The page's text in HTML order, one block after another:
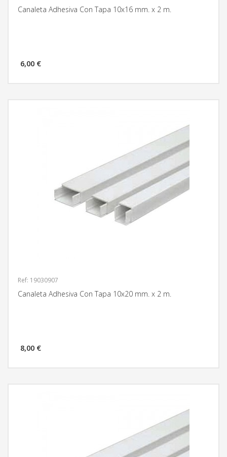
Canaleta Adhesiva Con Tapa 10x16 mm. x 2 m.
6,00 €
Ref: 19030907
Canaleta Adhesiva Con Tapa 10x20 mm. x 2 m.
8,00 €